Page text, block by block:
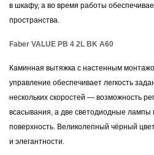
в шкафу, а во время работы
пространства.
Faber VALUE PB 4 2L BK A60
Каминная вытяжка с настенным
управление обеспечивает легкость
нескольких скоростей — возможность
всасывания, а две светодиодные
поверхность. Великолепный чёрный
и элегантности.